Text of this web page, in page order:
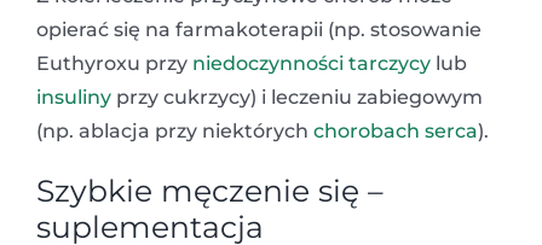
opierać się na farmakoterapii (np. stosowanie
Euthyroxu przy niedoczynności tarczycy lub
insuliny przy cukrzycy) i leczeniu zabiegowym
(np. ablacja przy niektórych chorobach serca).
Szybkie męczenie się –
suplementacja